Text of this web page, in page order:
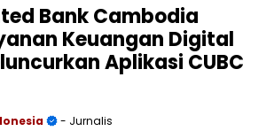
Bank Cambodia
Keuangan Digital
Aplikasi CUBC
- Jurnalis